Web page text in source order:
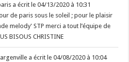
a écrit le 04/13/2020 à 10:31
de paris sous le soleil ; pour le plaisir
melody' STP merci a tout l’équipe de
BISOUS CHRISTINE
a écrit le 04/08/2020 à 10:04